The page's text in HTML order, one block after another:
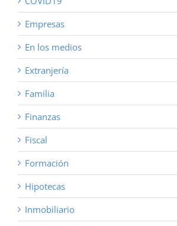
Empresas
En los medios
Extranjería
Familia
Finanzas
Fiscal
Formación
Hipotecas
Inmobiliario